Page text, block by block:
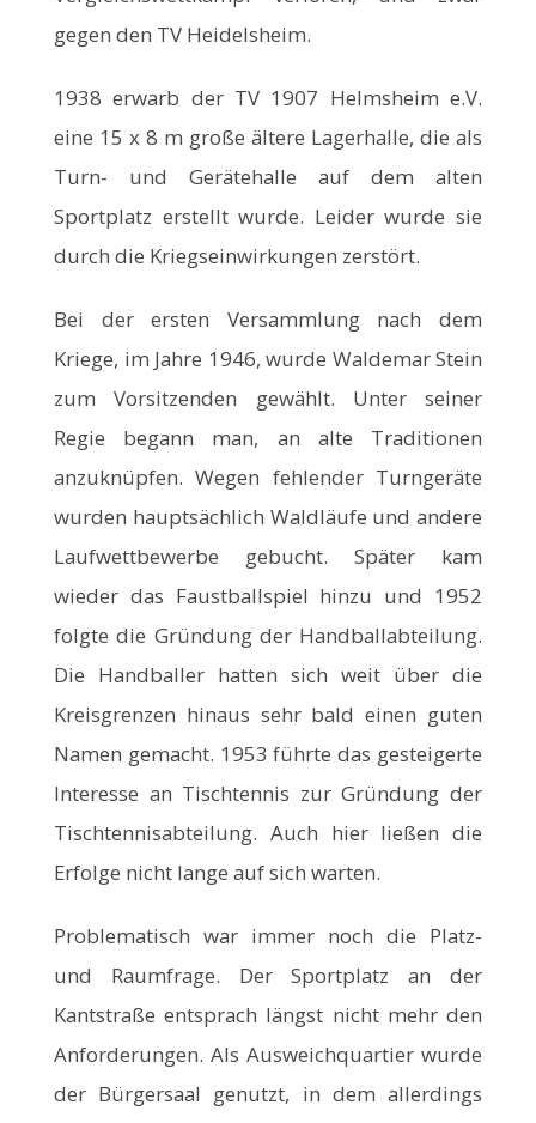
gegen den TV Heidelsheim.
1938 erwarb der TV 1907 Helmsheim e.V.
eine 15 x 8 m große ältere Lagerhalle, die als
Turn- und Gerätehalle auf dem alten
Sportplatz erstellt wurde. Leider wurde sie
durch die Kriegseinwirkungen zerstört.
Bei der ersten Versammlung nach dem
Kriege, im Jahre 1946, wurde Waldemar Stein
zum Vorsitzenden gewählt. Unter seiner
Regie begann man, an alte Traditionen
anzuknüpfen. Wegen fehlender Turngeräte
wurden hauptsächlich Waldläufe und andere
Laufwettbewerbe gebucht. Später kam
wieder das Faustballspiel hinzu und 1952
folgte die Gründung der Handballabteilung.
Die Handballer hatten sich weit über die
Kreisgrenzen hinaus sehr bald einen guten
Namen gemacht. 1953 führte das gesteigerte
Interesse an Tischtennis zur Gründung der
Tischtennisabteilung. Auch hier ließen die
Erfolge nicht lange auf sich warten.
Problematisch war immer noch die Platz-
und Raumfrage. Der Sportplatz an der
Kantstraße entsprach längst nicht mehr den
Anforderungen. Als Ausweichquartier wurde
der Bürgersaal genutzt, in dem allerdings